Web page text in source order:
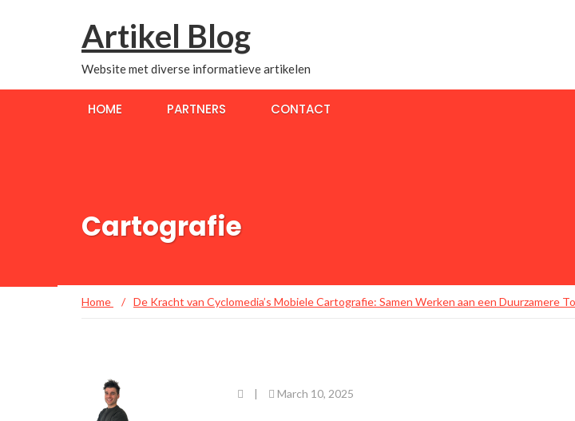
Artikel Blog
Website met diverse informatieve artikelen
HOME PARTNERS CONTACT
Cartografie
Home / De Kracht van Cyclomedia’s Mobiele Cartografie: Samen Werken aan een Duurzamere
| March 10, 2025